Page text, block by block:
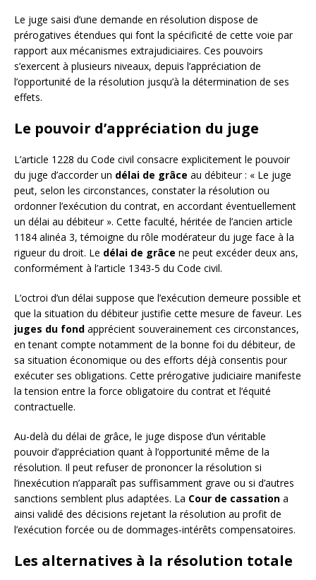
Le juge saisi d’une demande en résolution dispose de
prérogatives étendues qui font la spécificité de cette voie par
rapport aux mécanismes extrajudiciaires. Ces pouvoirs
s’exercent à plusieurs niveaux, depuis l’appréciation de
l’opportunité de la résolution jusqu’à la détermination de ses
effets.
Le pouvoir d’appréciation du juge
L’article 1228 du Code civil consacre explicitement le pouvoir
du juge d’accorder un délai de grâce au débiteur : « Le juge
peut, selon les circonstances, constater la résolution ou
ordonner l’exécution du contrat, en accordant éventuellement
un délai au débiteur ». Cette faculté, héritée de l’ancien article
1184 alinéa 3, témoigne du rôle modérateur du juge face à la
rigueur du droit. Le délai de grâce ne peut excéder deux ans,
conformément à l’article 1343-5 du Code civil.
L’octroi d’un délai suppose que l’exécution demeure possible et
que la situation du débiteur justifie cette mesure de faveur. Les
juges du fond apprécient souverainement ces circonstances,
en tenant compte notamment de la bonne foi du débiteur, de
sa situation économique ou des efforts déjà consentis pour
exécuter ses obligations. Cette prérogative judiciaire manifeste
la tension entre la force obligatoire du contrat et l’équité
contractuelle.
Au-delà du délai de grâce, le juge dispose d’un véritable
pouvoir d’appréciation quant à l’opportunité même de la
résolution. Il peut refuser de prononcer la résolution si
l’inexécution n’apparaît pas suffisamment grave ou si d’autres
sanctions semblent plus adaptées. La Cour de cassation a
ainsi validé des décisions rejetant la résolution au profit de
l’exécution forcée ou de dommages-intérêts compensatoires.
Les alternatives à la résolution totale